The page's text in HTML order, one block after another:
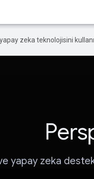
zeka teknolojisini
yapay zeka